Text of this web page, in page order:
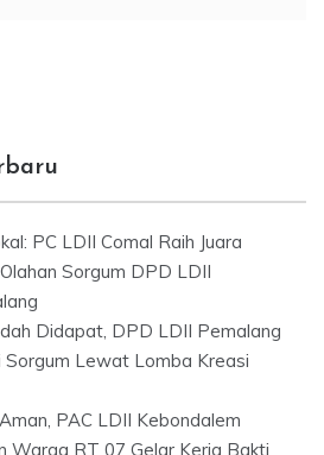
PC LDII Comal Raih Juara
Sorgum DPD LDII
Didapat, DPD LDII Pemalang
Sorgum Lewat Lomba Kreasi
PAC LDII Kebondalem
Warga RT 07 Gelar Kerja Bakti